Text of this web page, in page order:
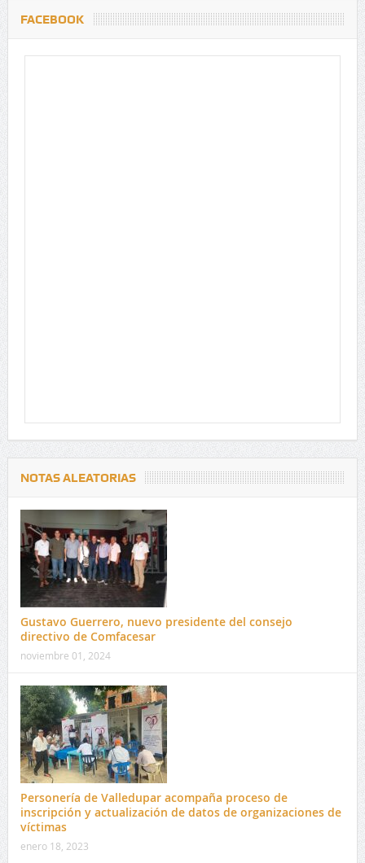
FACEBOOK
NOTAS ALEATORIAS
Gustavo Guerrero, nuevo presidente del consejo
directivo de Comfacesar
noviembre 01, 2024
Personería de Valledupar acompaña proceso de
inscripción y actualización de datos de organizaciones de
víctimas
enero 18, 2023